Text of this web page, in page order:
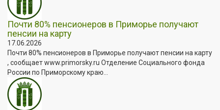
Почти 80% пенсионеров в Приморье получают
пенсии на карту
17.06.2026
Почти 80% пенсионеров в Приморье получают пенсии на карту
, сообщает www.primorsky.ru Отделение Социального фонда
России по Приморскому краю...